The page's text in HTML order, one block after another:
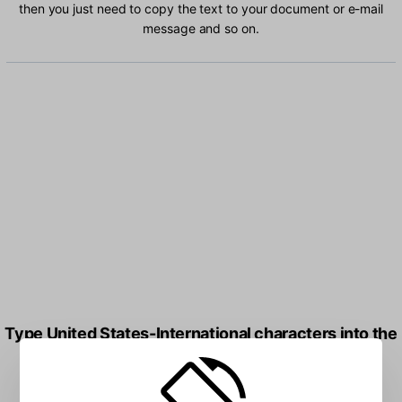
then you just need to copy the text to your document or e-mail
message and so on.
Type United States-International characters into the
box: